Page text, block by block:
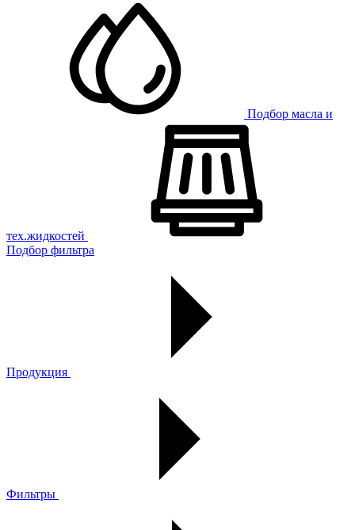
Подбор масла и
тех.жидкостей
Подбор фильтра
Продукция
Фильтры